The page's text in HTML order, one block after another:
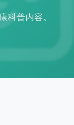
科普内容。